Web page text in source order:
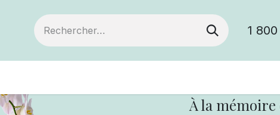
1
À la mémoire